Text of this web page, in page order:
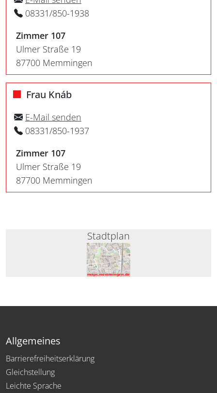
08331/850-1938
Zimmer 107
Ulmer Straße 19
87700 Memmingen
Frau Knáb
E-Mail senden
08331/850-1937
Zimmer 107
Ulmer Straße 19
87700 Memmingen
Stadtplan
Allgemeines
Barrierefreiheitserklärung
Gleichstellung
Leichte Sprache